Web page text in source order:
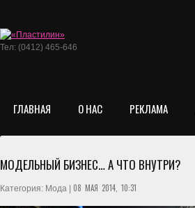
Тел: (0412) 465-646
ГЛАВНАЯ О НАС РЕКЛАМА
МОДЕЛЬНЫЙ БИЗНЕС… А ЧТО ВНУТРИ?
Категория: Мода | 08 МАЯ 2014, 10:31